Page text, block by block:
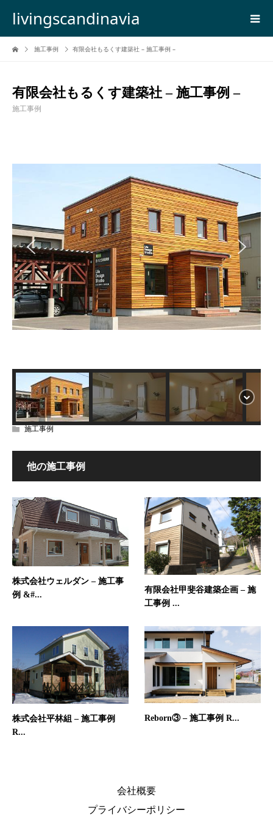
livingscandinavia
施工事例 有限会社もるくす建築社 – 施工事例 –
有限会社もるくす建築社 – 施工事例 –
施工事例
施工事例
他の施工事例
株式会社ウェルダン – 施工事
例 &#...
有限会社甲斐谷建築企画 – 施
工事例 ...
株式会社平林組 – 施工事例
R...
Reborn③ – 施工事例 R...
会社概要
プライバシーポリシー